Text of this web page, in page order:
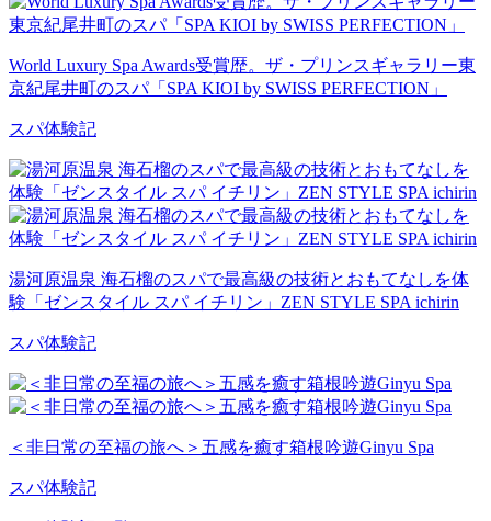
World Luxury Spa Awards受賞歴。ザ・プリンスギャラリー東
京紀尾井町のスパ「SPA KIOI by SWISS PERFECTION」
スパ体験記
湯河原温泉 海石榴のスパで最高級の技術とおもてなしを体
験「ゼンスタイル スパ イチリン」ZEN STYLE SPA ichirin
スパ体験記
＜非日常の至福の旅へ＞五感を癒す箱根吟遊Ginyu Spa
スパ体験記